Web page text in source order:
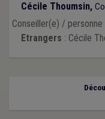
Cécile Thoumsin,
Conseiller(e) /
Etrangers : Cécile